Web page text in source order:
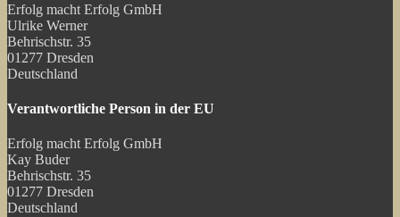
Erfolg macht Erfolg GmbH
Ulrike Werner
Behrischstr. 35
01277 Dresden
Deutschland
Verantwortliche Person in der EU
Erfolg macht Erfolg GmbH
Kay Buder
Behrischstr. 35
01277 Dresden
Deutschland